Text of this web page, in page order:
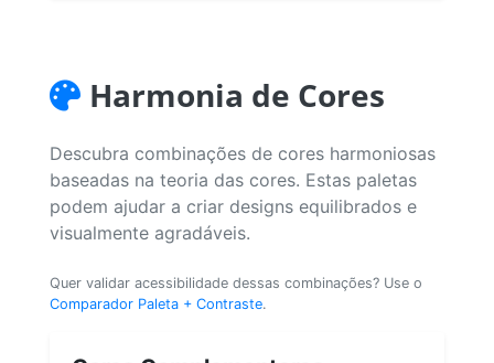
Harmonia de Cores
Descubra combinações de cores harmoniosas
baseadas na teoria das cores. Estas paletas
podem ajudar a criar designs equilibrados e
visualmente agradáveis.
Quer validar acessibilidade dessas combinações? Use o
Comparador Paleta + Contraste.